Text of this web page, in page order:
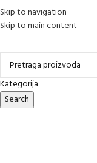
Skip to navigation
Skip to main content
Online kupovina, vaša nova
Kategorija
Search